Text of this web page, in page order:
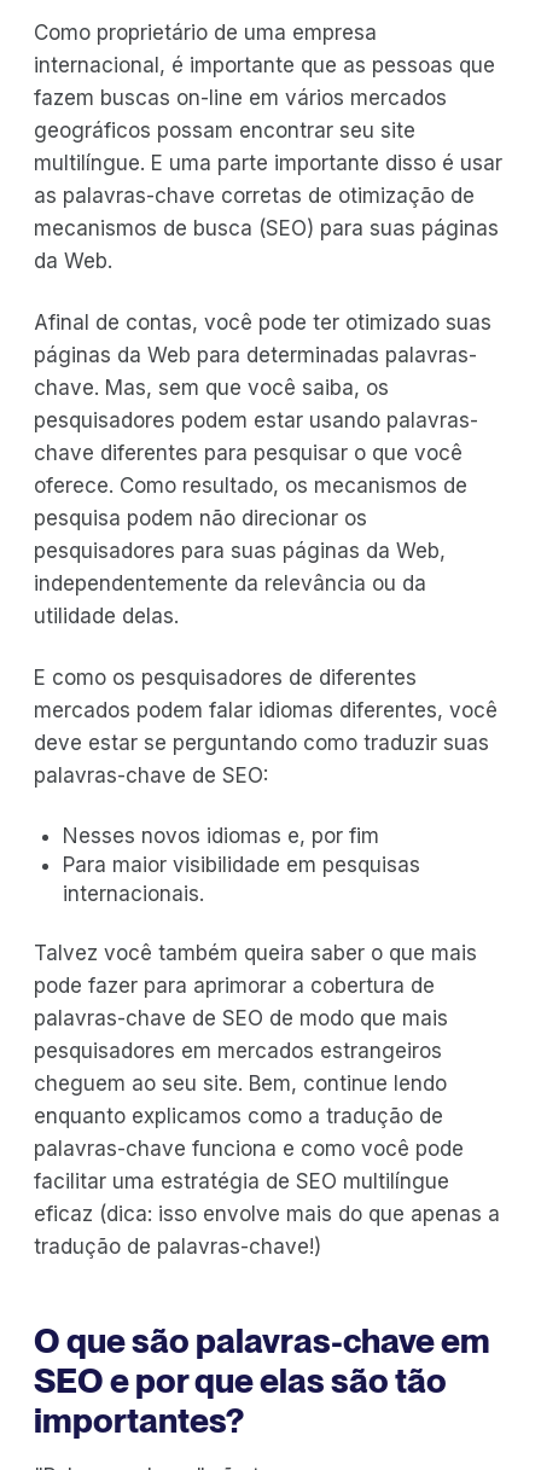
Como proprietário de uma empresa
internacional, é importante que as pessoas que
fazem buscas on-line em vários mercados
geográficos possam encontrar seu site
multilíngue. E uma parte importante disso é usar
as palavras-chave corretas de otimização de
mecanismos de busca (SEO) para suas páginas
da Web.
Afinal de contas, você pode ter otimizado suas
páginas da Web para determinadas palavras-
chave. Mas, sem que você saiba, os
pesquisadores podem estar usando palavras-
chave diferentes para pesquisar o que você
oferece. Como resultado, os mecanismos de
pesquisa podem não direcionar os
pesquisadores para suas páginas da Web,
independentemente da relevância ou da
utilidade delas.
E como os pesquisadores de diferentes
mercados podem falar idiomas diferentes, você
deve estar se perguntando como traduzir suas
palavras-chave de SEO:
Nesses novos idiomas e, por fim
Para maior visibilidade em pesquisas
internacionais.
Talvez você também queira saber o que mais
pode fazer para aprimorar a cobertura de
palavras-chave de SEO de modo que mais
pesquisadores em mercados estrangeiros
cheguem ao seu site. Bem, continue lendo
enquanto explicamos como a tradução de
palavras-chave funciona e como você pode
facilitar uma estratégia de SEO multilíngue
eficaz (dica: isso envolve mais do que apenas a
tradução de palavras-chave!)
O que são palavras-chave em
SEO e por que elas são tão
importantes?